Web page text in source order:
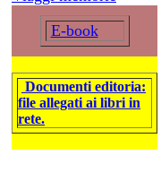
E-book
Documenti editoria:
file allegati ai libri in
rete.